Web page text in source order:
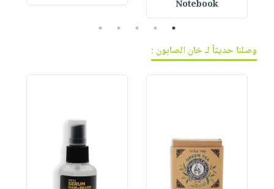
Notebook
1
2
3
4
5
وصلنا حديثاً لـ خان الصابون :